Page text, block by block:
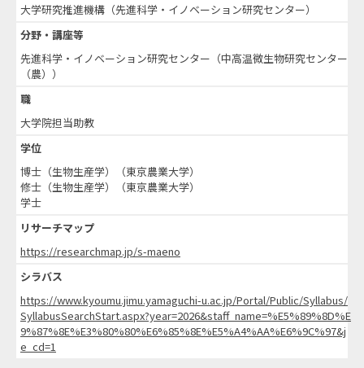
大学研究推進機構（先進科学・イノベーション研究センター）
分野・講座等
先進科学・イノベーション研究センター（中高温微生物研究センター
（農））
職
大学院担当助教
学位
博士（生物生産学）（東京農業大学）
修士（生物生産学）（東京農業大学）
学士
リサーチマップ
https://researchmap.jp/s-maeno
シラバス
https://www.kyoumu.jimu.yamaguchi-u.ac.jp/Portal/Public/Syllabus/
SyllabusSearchStart.aspx?year=2026&staff_name=%E5%89%8D%E
9%87%8E%E3%80%80%E6%85%8E%E5%A4%AA%E6%9C%97&j
e_cd=1